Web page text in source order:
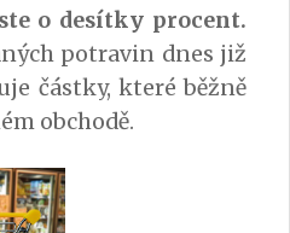
o desítky procent.
potravin dnes již
částky, které běžně
obchodě.